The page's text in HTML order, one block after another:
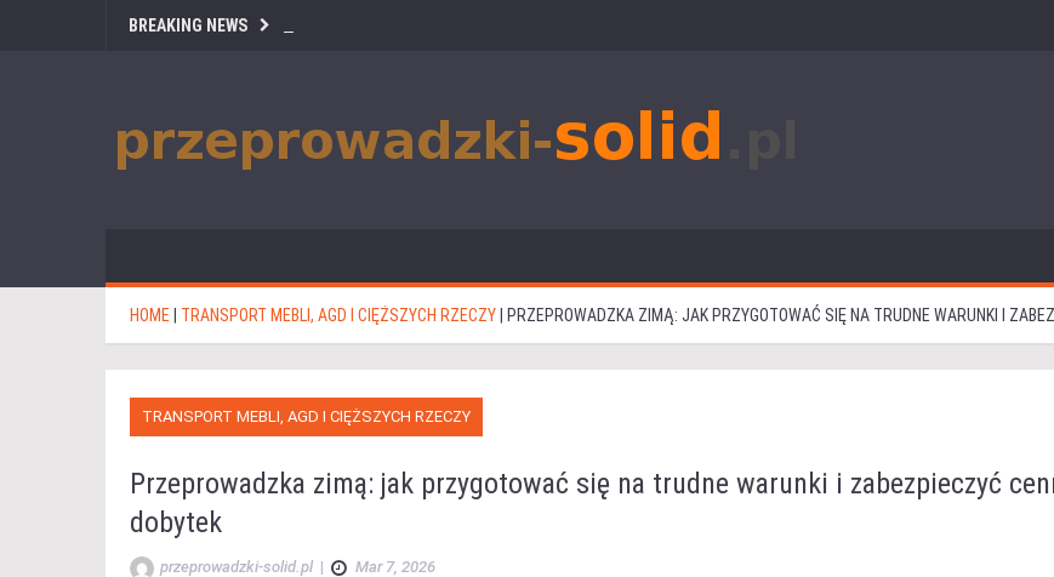
BREAKING NEWS
HOME TRANSPORT MEBLI, AGD I CIĘŻSZYCH RZECZY PRZEPROWADZKA ZIMĄ: JAK PRZYGOTOWAĆ SIĘ NA TRUDNE WARUNKI I
TRANSPORT MEBLI, AGD I CIĘŻSZYCH RZECZY
Przeprowadzka zimą: jak przygotować się na trudne warunki i zabezpieczyć
dobytek
przeprowadzki-solid.pl | Mar 7, 2026